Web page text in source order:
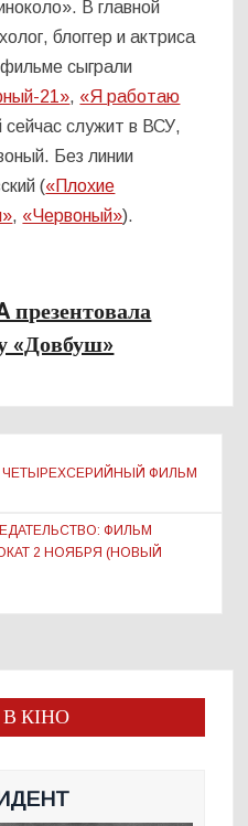
В главной
блоггер и актриса
сыграли
21», «Я работаю
сейчас служит в ВСУ,
Без линии
(«Плохие
, «Червоный»).
«Довбуш»
ФИЛЬМ
ФИЛЬМ
2 НОЯБРЯ (НОВЫЙ
КІНО